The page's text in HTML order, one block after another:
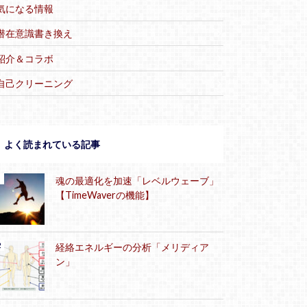
になる情報
在意識書き換え
介＆コラボ
己クリーニング
よく読まれている記事
魂の最適化を加速「レベルウェーブ」
【TimeWaverの機能】
経絡エネルギーの分析「メリディア
ン」